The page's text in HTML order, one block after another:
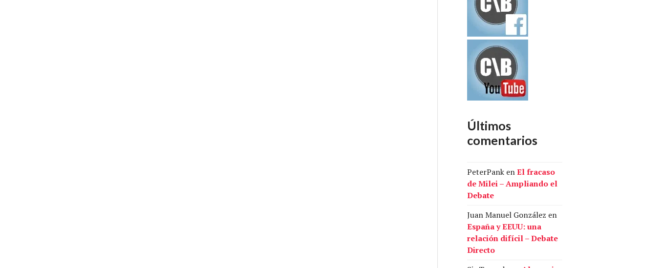
Últimos
comentarios
PeterPank enEl fracaso
de Milei – Ampliando el
Debate
Juan Manuel González en
España y EEUU: una
relación difícil – Debate
Directo